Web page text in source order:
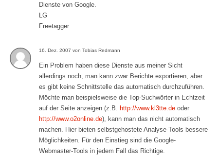
Dienste von Google.
LG
Freetagger
16. Dez. 2007 von Tobias Redmann
Ein Problem haben diese Dienste aus meiner Sicht
allerdings noch, man kann zwar Berichte exportieren, aber
es gibt keine Schnittstelle das automatisch durchzuführen.
Möchte man beispielsweise die Top-Suchwörter in Echtzeit
auf der Seite anzeigen (z.B. http://www.kl3tte.de oder
http://www.o2online.de), kann man das nicht automatisch
machen. Hier bieten selbstgehostete Analyse-Tools bessere
Möglichkeiten. Für den Einstieg sind die Google-
Webmaster-Tools in jedem Fall das Richtige.